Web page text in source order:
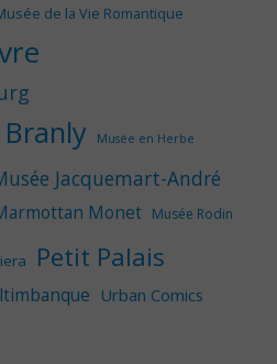
de la Vie Romantique
Musée en Herbe
Jacquemart-André
Monet Musée Rodin
Petit Palais
Urban Comics